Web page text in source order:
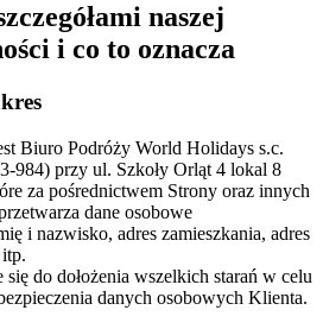
naszej
i co to oznacza
Biuro Podróży World Holidays s.c.
984) przy ul. Szkoły Orląt 4 lokal 8
za pośrednictwem Strony oraz innych
dane osobowe
i nazwisko, adres zamieszkania, adres
do dołożenia wszelkich starań w celu
danych osobowych Klienta.